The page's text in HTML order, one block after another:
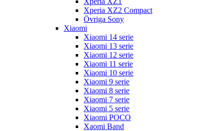
Xperia XZ2 Compact
Övriga Sony
Xiaomi
Xiaomi 14 serie
Xiaomi 13 serie
Xiaomi 12 serie
Xiaomi 11 serie
Xiaomi 10 serie
Xiaomi 9 serie
Xiaomi 8 serie
Xiaomi 7 serie
Xiaomi 5 serie
Xiaomi POCO
Xaomi Band